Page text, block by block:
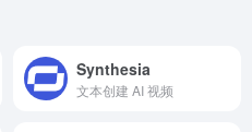
Synthesia
文本创建 AI 视频